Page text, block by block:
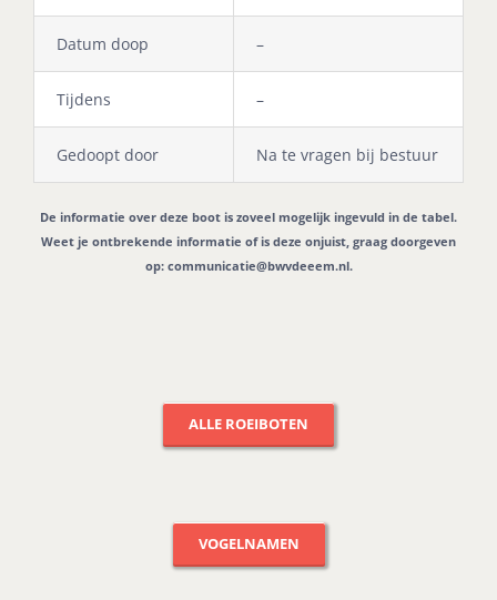
Datum doop –
Tijdens –
Gedoopt door Na te vragen bij bestuur
De informatie over deze boot is zoveel mogelijk ingevuld in de tabel.
Weet je ontbrekende informatie of is deze onjuist, graag doorgeven
op: communicatie@bwvdeeem.nl.
ALLE ROEIBOTEN
VOGELNAMEN